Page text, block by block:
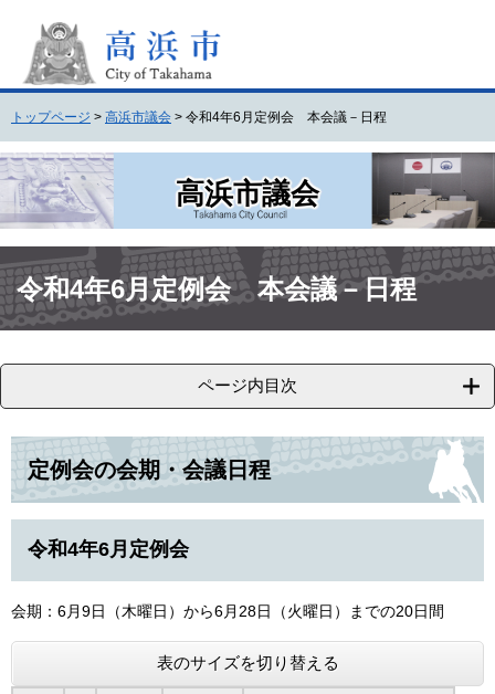
頭
で
す
。
飛
ば
し
て
本
文
へ
トップページ > 高浜市議会 > 令和4年6月定例会 本会議－日程
高浜市議会
文令和4年6月定例会 本会議－日程
ページ内目次
定例会の会期・会議日程
令和4年6月定例会
会期：6月9日（木曜日）から6月28日（火曜日）までの20日間
表のサイズを切り替える